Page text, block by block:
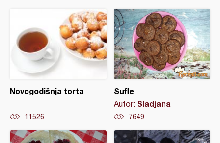
Novogodišnja torta
11526
Sufle
Autor: Sladjana
7649